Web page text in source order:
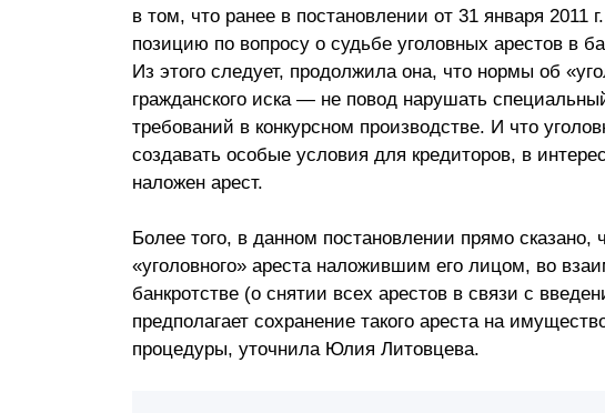
Социальная
ответственность
в том, что ранее в постановлении от 31 января
позицию по вопросу о судьбе уголовных арестов в
Из этого следует, продолжила она, что нормы об
гражданского иска — не повод нарушать
требований в конкурсном производстве. И что
создавать особые условия для кредиторов, в
наложен арест.
Более того, в данном постановлении прямо
«уголовного» ареста наложившим его лицом, во
банкротстве (о снятии всех арестов в связи с
предполагает сохранение такого ареста на
процедуры, уточнила Юлия Литовцева.